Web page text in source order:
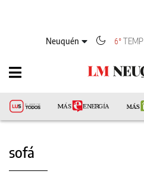
Neuquén 6°TEMP
sofá